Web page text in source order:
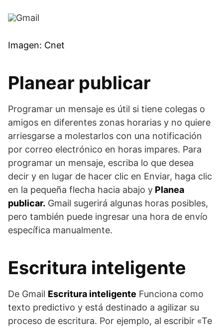
Imagen: Cnet
Planear publicar
Programar un mensaje es útil si tiene colegas o
amigos en diferentes zonas horarias y no quiere
arriesgarse a molestarlos con una notificación
por correo electrónico en horas impares. Para
programar un mensaje, escriba lo que desea
decir y en lugar de hacer clic en Enviar, haga clic
en la pequeña flecha hacia abajo y Planea
publicar. Gmail sugerirá algunas horas posibles,
pero también puede ingresar una hora de envío
específica manualmente.
Escritura inteligente
De Gmail Escritura inteligente Funciona como
texto predictivo y está destinado a agilizar su
proceso de escritura. Por ejemplo, al escribir «Te